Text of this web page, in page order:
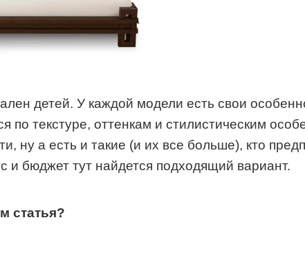
детей. У каждой модели есть свои
текстуре, оттенкам и стилистическим
ну а есть и такие (и их все больше), кто
бюджет тут найдется подходящий вариант.
статья?